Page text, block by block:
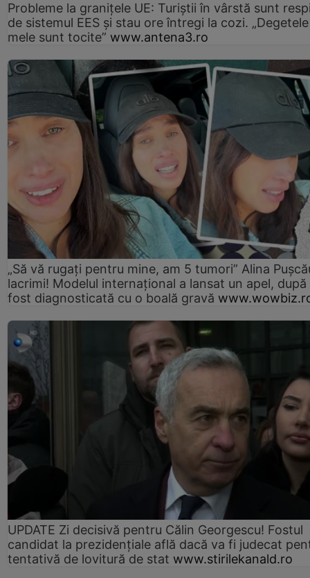
Probleme la granițele UE: Turiștii în vârstă sunt
de sistemul EES și stau ore întregi la cozi. „Degetele
mele sunt tocite” www.antena3.ro
„Să vă rugați pentru mine, am 5 tumori” Alina
lacrimi! Modelul internațional a lansat un apel, după
fost diagnosticată cu o boală gravă
UPDATE Zi decisivă pentru Călin Georgescu! Fostul
candidat la prezidențiale află dacă va fi judecat
tentativă de lovitură de stat www.stirilekanald.ro